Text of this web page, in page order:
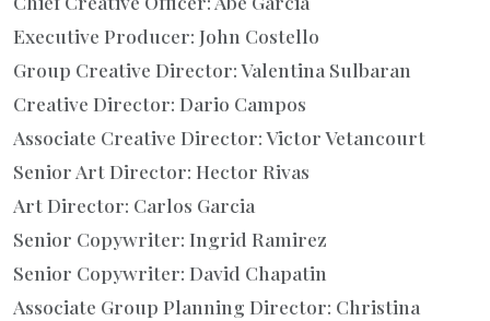
Executive Producer: John Costello
Group Creative Director: Valentina Sulbaran
Creative Director: Dario Campos
Associate Creative Director: Victor Vetancourt
Senior Art Director: Hector Rivas
Art Director: Carlos Garcia
Senior Copywriter: Ingrid Ramirez
Senior Copywriter: David Chapatin
Associate Group Planning Director: Christina